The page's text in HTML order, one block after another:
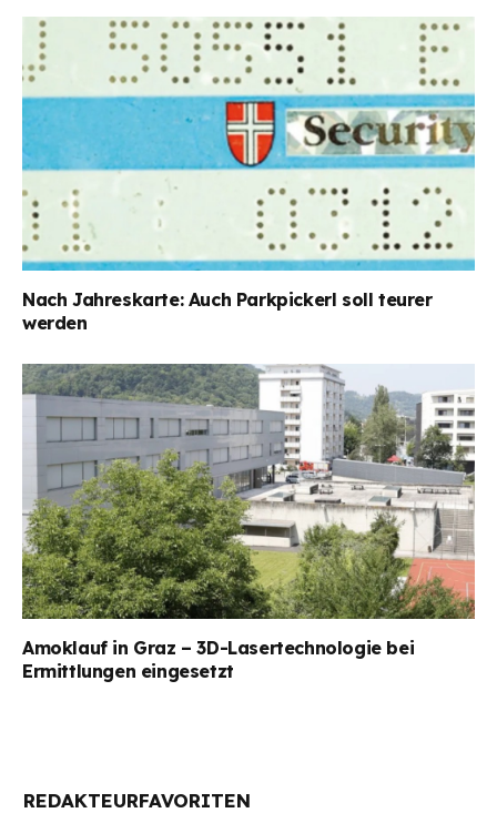
Nach Jahreskarte: Auch Parkpickerl soll teurer
werden
Amoklauf in Graz – 3D-Lasertechnologie bei
Ermittlungen eingesetzt
REDAKTEURFAVORITEN